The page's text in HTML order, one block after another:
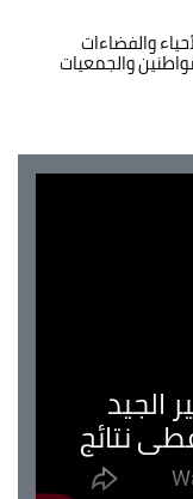
والفضاءات
والجمعيات
نتائج